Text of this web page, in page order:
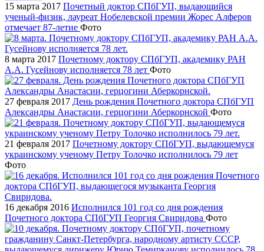
15 марта 2017 Почетный доктор СПбГУП, выдающийся
ученый-физик, лауреат Нобелевской премии Жорес Алферов
отмечает 87-летие Фото
8 марта 2017 Почетному доктору СПбГУП, академику РАН
А.А. Гусейнову исполняется 78 лет Фото
27 февраля 2017 День рождения Почетного доктора СПбГУП
Александры Анастасии, герцогини Аберкорнской Фото
21 февраля 2017 Почетному доктору СПбГУП, выдающемуся
украинскому ученому Петру Толочко исполнилось 79 лет
Фото
16 декабря 2016 Исполнился 101 год со дня рождения
Почетного доктора СПбГУП Георгия Свиридова Фото